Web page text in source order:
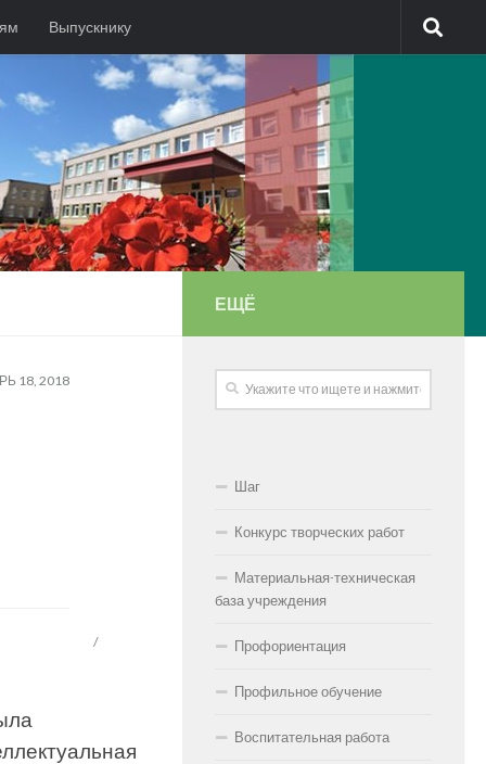
Выпускнику
18, 2018
/
ЕЩЁ
Шаг
Конкурс творческих работ
Материальная-техническая
база учреждения
Профориентация
Профильное обучение
Воспитательная работа